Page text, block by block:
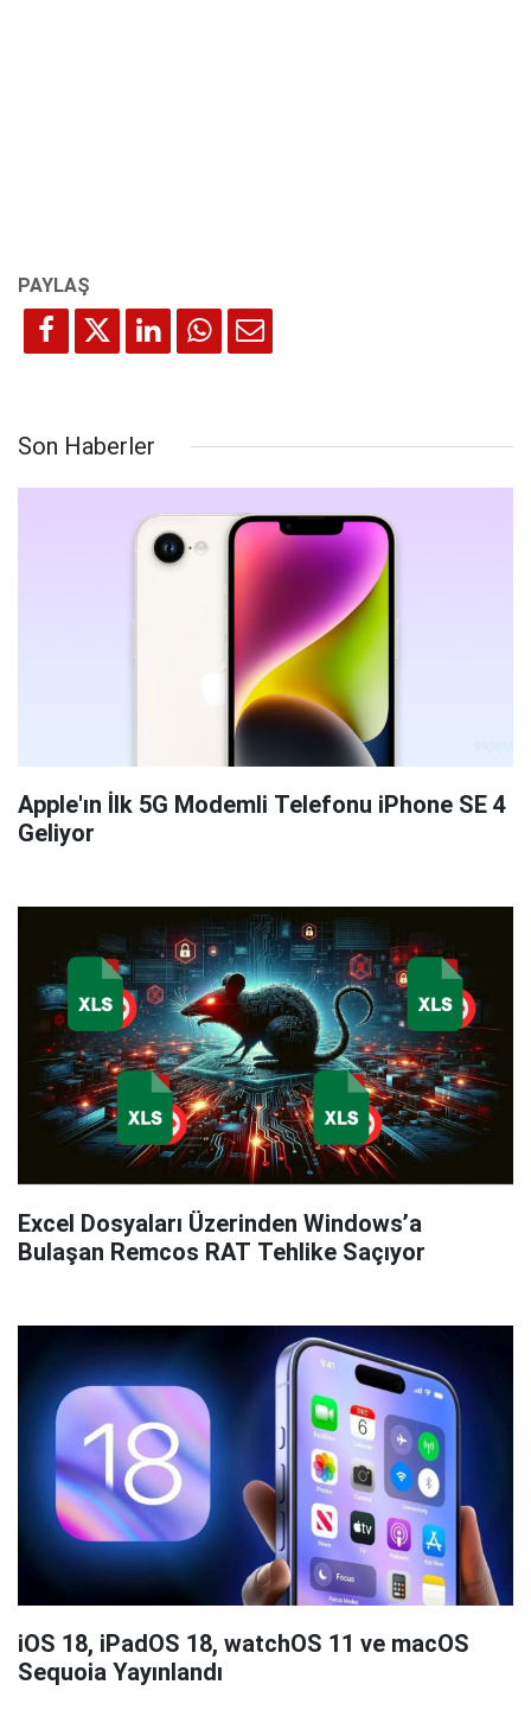
Son Haberler
Apple'ın İlk 5G Modemli Telefonu iPhone SE 4
Geliyor
Excel Dosyaları Üzerinden Windows’a
Bulaşan Remcos RAT Tehlike Saçıyor
iOS 18, iPadOS 18, watchOS 11 ve macOS
Sequoia Yayınlandı